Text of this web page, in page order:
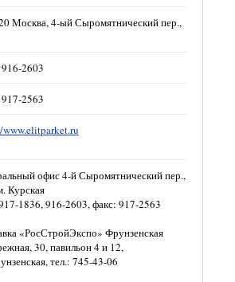
Москва, 4-ый Сыромятнический пер.,
2603
2563
офис 4-й Сыромятнический пер.,
Курская
1836, 916-2603, факс: 917-2563
«РосСтройЭкспо» Фрунзенская
30, павильон 4 и 12,
тел.: 745-43-06